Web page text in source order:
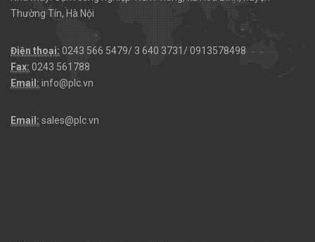
Thường Tín, Hà Nội
Điện thoại: 0243 566 5479/ 3 640 3731/ 0913578498
Fax: 0243 561788
Email: info@plc.vn
Email: sales@plc.vn